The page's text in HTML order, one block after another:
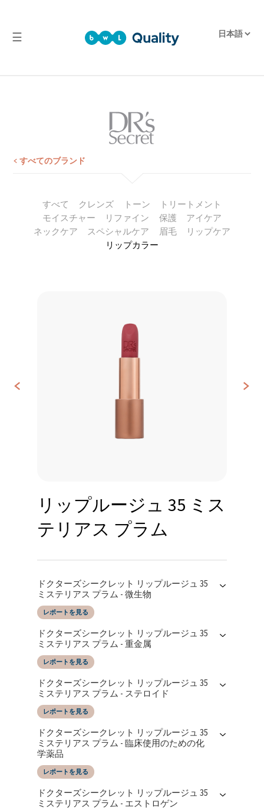
験
☰
< すべてのブランド
すべて クレンズ トーン
トリートメント
モイスチャー
リファイン 保護
アイケア
ネックケア
スペシャルケア 眉毛
リップケア
リップカラー
<
リップルージュ 35 ミス
テリアス プラム
ドクターズシークレット リップルージュ 35
ミステリアス プラム - 微生物
レポートを見る
19/06/2025
SGS Taiwan LTD
ドクターズシークレット リップルージュ 35
ミステリアス プラム - 重金属
レポートを見る
19/06/2025
SGS Taiwan LTD
ドクターズシークレット リップルージュ 35
ミステリアス プラム - ステロイド
レポートを見る
19/06/2025
SGS Taiwan LTD
ドクターズシークレット リップルージュ 35
ミステリアス プラム - 臨床使用のための化
学薬品
レポートを見る
19/06/2025
SGS Taiwan LTD
ドクターズシークレット リップルージュ 35
ミステリアス プラム - エストロゲン
>